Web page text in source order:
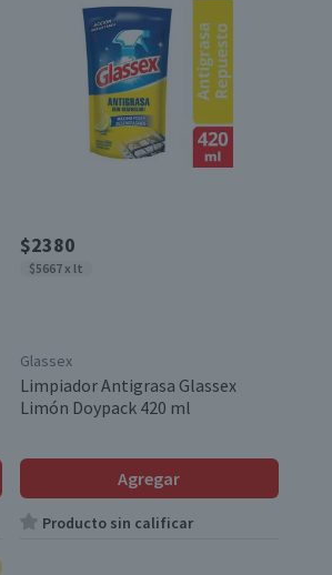
$2380
$5667 x lt
Glassex
Limpiador Antigrasa Glassex
Limón Doypack 420 ml
Agregar
Producto sin calificar